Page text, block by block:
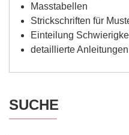
Masstabellen
Strickschriften für
Einteilung
detaillierte Anleitungen
SUCHE